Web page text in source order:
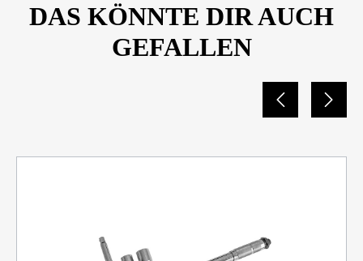
DAS KÖNNTE DIR AUCH
GEFALLEN